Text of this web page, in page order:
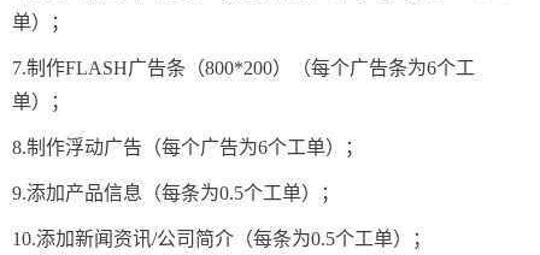
单）；
7.制作FLASH广告条（800*200）（每个广告条为6个工
单）；
8.制作浮动广告（每个广告为6个工单）；
9.添加产品信息（每条为0.5个工单）；
10.添加新闻资讯/公司简介（每条为0.5个工单）；